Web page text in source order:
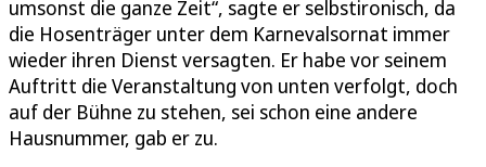
umsonst die ganze Zeit“, sagte er selbstironisch, da
die Hosenträger unter dem Karnevalsornat immer
wieder ihren Dienst versagten. Er habe vor seinem
Auftritt die Veranstaltung von unten verfolgt, doch
auf der Bühne zu stehen, sei schon eine andere
Hausnummer, gab er zu.